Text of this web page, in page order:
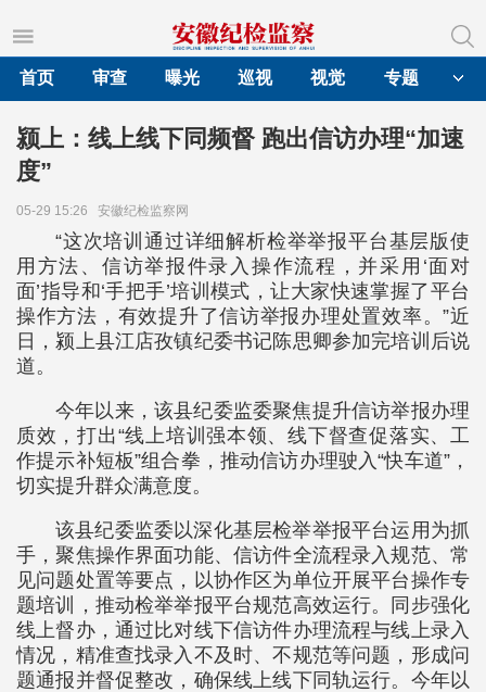
首页
审查 曝光 巡视 视觉 专题
颍上：线上线下同频督 跑出信访办理“加速
度”
05-29 15:26 安徽纪检监察网
“这次培训通过详细解析检举举报平台基层版使
用方法、信访举报件录入操作流程，并采用‘面对
面’指导和‘手把手’培训模式，让大家快速掌握了平台
操作方法，有效提升了信访举报办理处置效率。”近
日，颍上县江店孜镇纪委书记陈思卿参加完培训后说
道。
今年以来，该县纪委监委聚焦提升信访举报办理
质效，打出“线上培训强本领、线下督查促落实、工
作提示补短板”组合拳，推动信访办理驶入“快车道”，
切实提升群众满意度。
该县纪委监委以深化基层检举举报平台运用为抓
手，聚焦操作界面功能、信访件全流程录入规范、常
见问题处置等要点，以协作区为单位开展平台操作专
题培训，推动检举举报平台规范高效运行。同步强化
线上督办，通过比对线下信访件办理流程与线上录入
情况，精准查找录入不及时、不规范等问题，形成问
题通报并督促整改，确保线上线下同轨运行。今年以